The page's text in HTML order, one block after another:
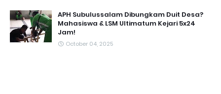
APH Subulussalam Dibungkam Duit Desa?
Mahasiswa & LSM Ultimatum Kejari 5x24
Jam!
October 04, 2025